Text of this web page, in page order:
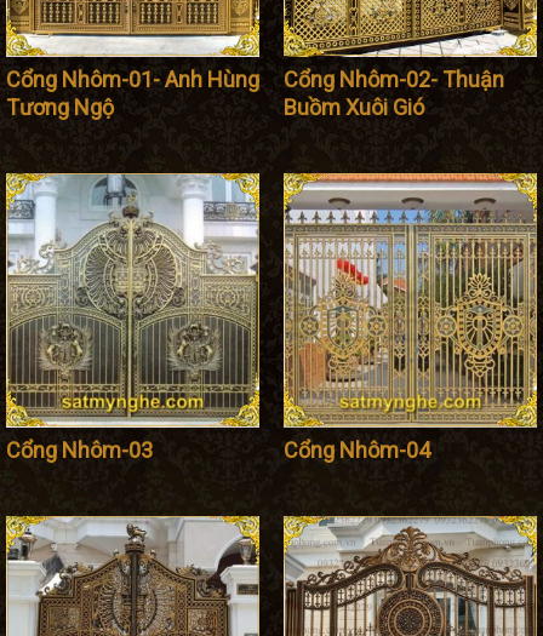
Ngoài vấn để giúp hoàn thiện cho căn nhà của mình thì việc chú
tới việc lắp đặt hệ thống cổng an toàn và chất lượng. Việc lựa
chọn một đơn vị cung cấp các thiết kế về cổng chất lượng và uy
tín hiện nay không hề đơn giản. Bởi có qua nhiều đơn vị công ty
hiện nay, trước nhiều sự lựa chọn như vậy thì đã khiến không ít
khách hàng phải đau đầu suy nghĩ vì không biết địa chỉ nào là
uy tín và chất nhất hiện nay.
Ngày nay thì những mẫu cổng nhôm đúc đang rất được rất
nhiều người chọn lựa vì mẫu mã đẹp, đa dạng và kiểu dáng
sang trọng tinh tế. Thay vì lựa chọn các mẫu cổng khác thì cổng
hợp kim nhôm hiện nay cũng đã và đang được trở thành một xu
hướng được ưa chuộng nhiều nhất. Nếu bạn là người yêu thích
phong cách sang trọng cổ điển và xa hoa tinh tế cho căn nhà
của bạn thì hãy tới với đơn vị chúng tôi. Đến với Tuấn Phong
đa dạng cổng hoàn toàn từ hợp kim nhôm đúc công nghệ cao
và chất lượng nhất hiện nay
Vì sao cần chọn cổng hợp kim nhôm cho
ngôi nhà?
Cổng Nhôm-01- Anh Hùng
Tương Ngộ
Cổng Nhôm-02- Thuận
Buồm Xuôi Gió
Cổng Nhôm-03 Cổng Nhôm-04